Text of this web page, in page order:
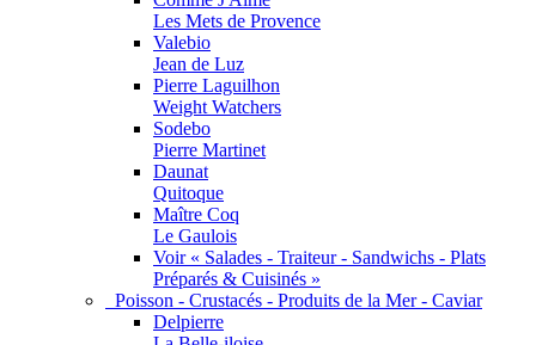
Les Mets de Provence
Valebio
Jean de Luz
Pierre Laguilhon
Weight Watchers
Sodebo
Pierre Martinet
Daunat
Quitoque
Maître Coq
Le Gaulois
Voir « Salades - Traiteur - Sandwichs - Plats
Préparés & Cuisinés »
Poisson - Crustacés - Produits de la Mer - Caviar
Delpierre